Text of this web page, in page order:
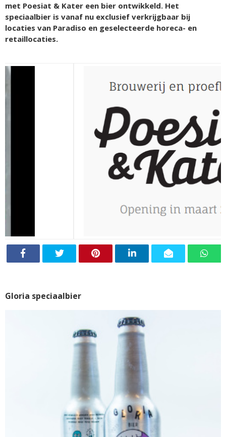
met Poesiat & Kater een bier ontwikkeld. Het
speciaalbier is vanaf nu exclusief verkrijgbaar bij
locaties van Paradiso en geselecteerde horeca- en
retaillocaties.
Gloria speciaalbier